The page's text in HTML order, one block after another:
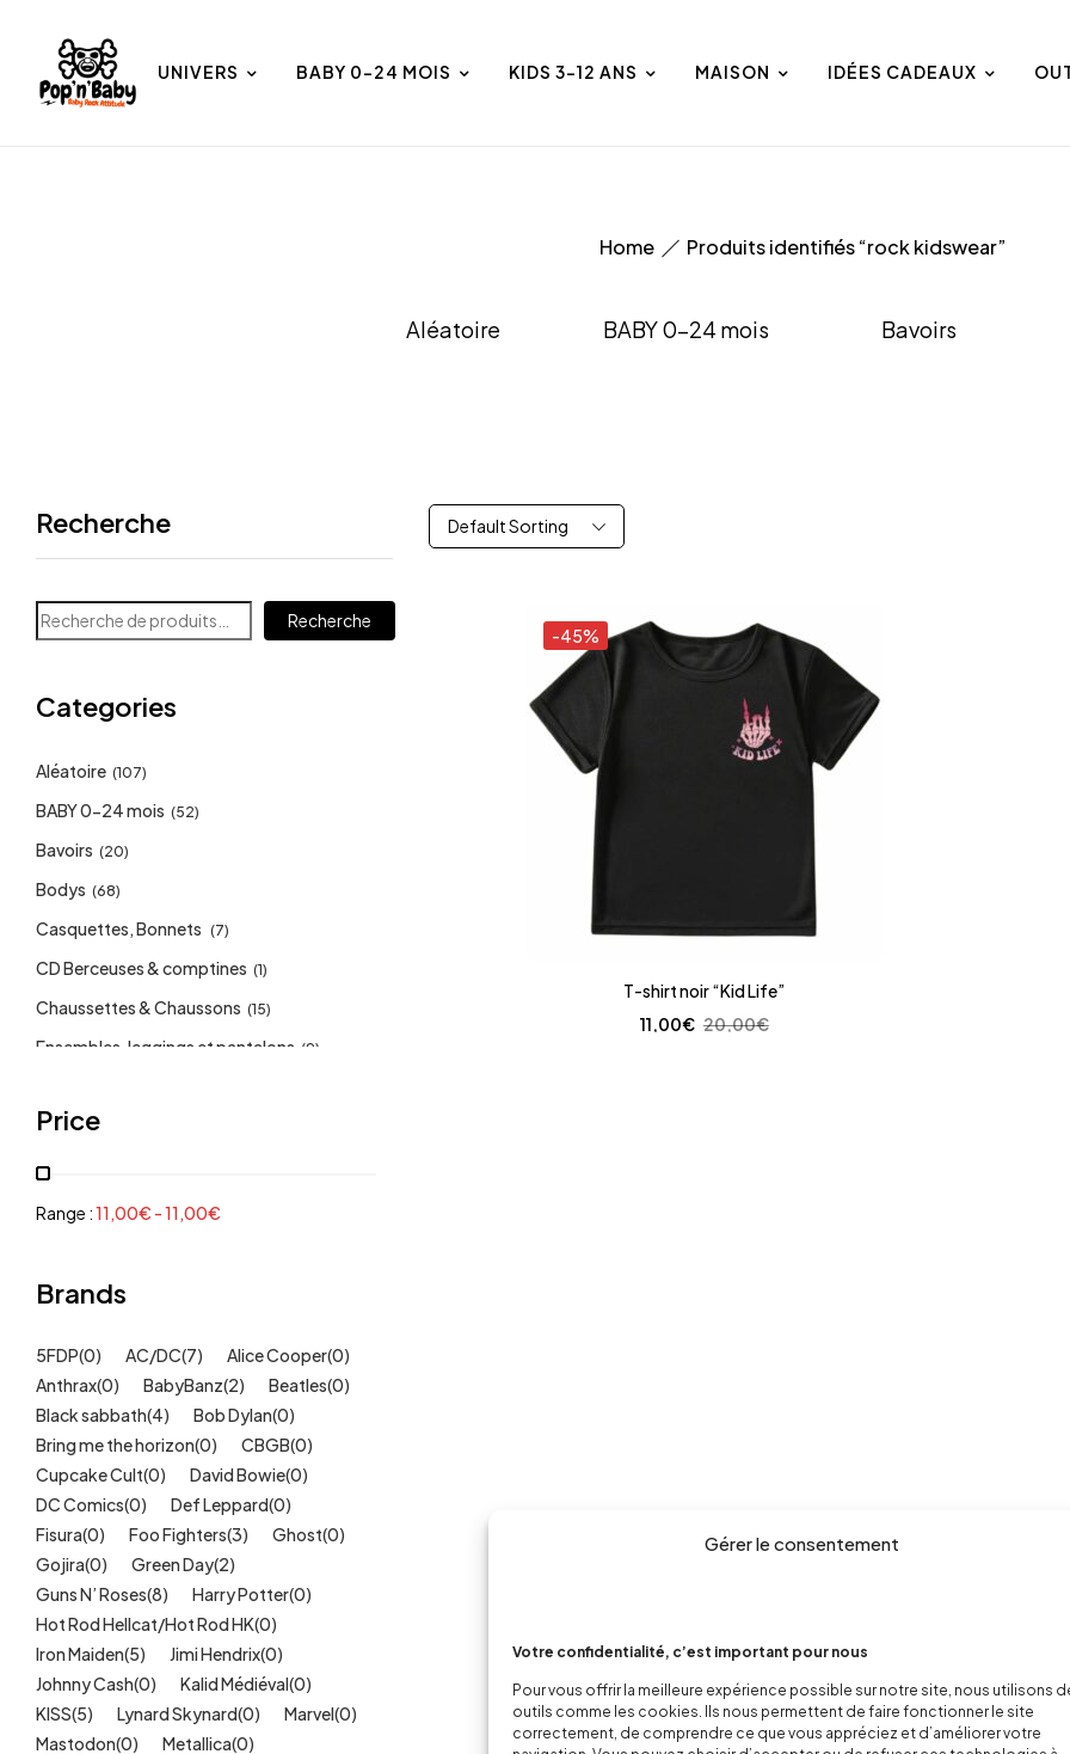
Gérer le consentement
Votre confidentialité, c’est important pour nous
Pour vous offrir la meilleure expérience possible sur notre site, nous utilisons
outils comme les cookies. Ils nous permettent de faire fonctionner le site
correctement, de comprendre ce que vous appréciez et d’améliorer votre
UNIVERS BABY 0-24 MOIS KIDS 3-12 ANS MAISON IDÉES CADEAUX
Home Produits identifiés “rock kidswear”
Aléatoire BABY 0-24 mois Bavoirs
Recherche
Recherche
Categories
Aléatoire (107)
BABY 0-24 mois (52)
Bavoirs (20)
Bodys (68)
Casquettes, Bonnets (7)
CD Berceuses & comptines (1)
Chaussettes & Chaussons (15)
Ensembles, leggings et pantalons (9)
Mode Fille
Mode Garçon
Sweat, pulls, gilets (6)
Tétines (11)
Kids (209)
Outlet (40)
Univers (422)
Price
Range :11,00€ -11,00€
Brands
5FDP(0) AC/DC(7) Alice Cooper(0)
Anthrax(0) BabyBanz(2) Beatles(0)
Black sabbath(4) Bob Dylan(0)
Bring me the horizon(0) CBGB(0)
Cupcake Cult(0) David Bowie(0)
DC Comics(0) Def Leppard(0)
Fisura(0) Foo Fighters(3) Ghost(0)
Gojira(0) Green Day(2)
Guns N’ Roses(8) Harry Potter(0)
Hot Rod Hellcat/Hot Rod HK(0)
Iron Maiden(5) Jimi Hendrix(0)
Johnny Cash(0) Kalid Médiéval(0)
KISS(5) Lynard Skynard(0) Marvel(0)
Mastodon(0) Metallica(0)
Default Sorting
-45%
T-shirt noir “Kid Life”
20,00€
11,00€